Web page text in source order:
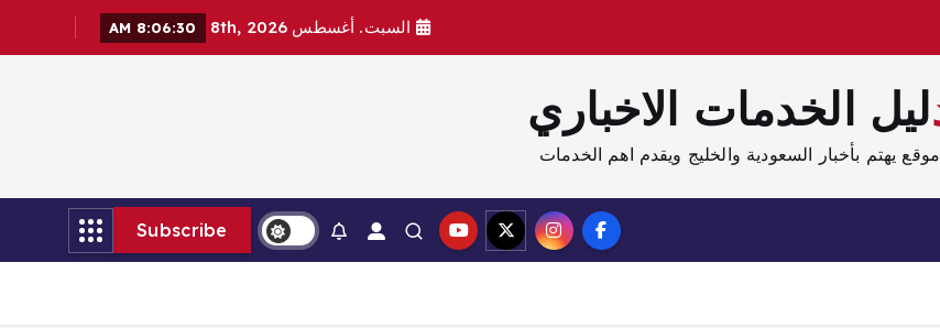
السبت. أغسطس 8th, 2026 8:06:31 AM
دليل الخدمات الاخباري
موقع يهتم بأخبار السعودية والخليج ويقدم اهم الخدمات
Subscribe